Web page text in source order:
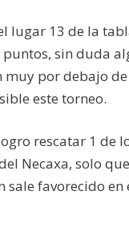
lugar 13 de la
sin duda
por debajo
este torneo.
rescatar 1 de
Necaxa, solo
sale favorecido